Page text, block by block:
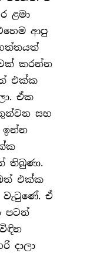
ළමා
ආපු
කරන්න
එක්ක
ඒක
සහ
ඉන්න
තිබුණා.
එක්ක
ඒ
පටන්
දාලා